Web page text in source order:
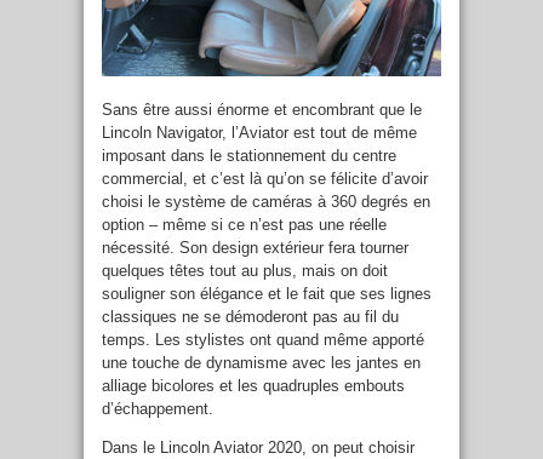
Sans être aussi énorme et encombrant que le
Lincoln Navigator, l’Aviator est tout de même
imposant dans le stationnement du centre
commercial, et c’est là qu’on se félicite d’avoir
choisi le système de caméras à 360 degrés en
option – même si ce n’est pas une réelle
nécessité. Son design extérieur fera tourner
quelques têtes tout au plus, mais on doit
souligner son élégance et le fait que ses lignes
classiques ne se démoderont pas au fil du
temps. Les stylistes ont quand même apporté
une touche de dynamisme avec les jantes en
alliage bicolores et les quadruples embouts
d’échappement.
Dans le Lincoln Aviator 2020, on peut choisir